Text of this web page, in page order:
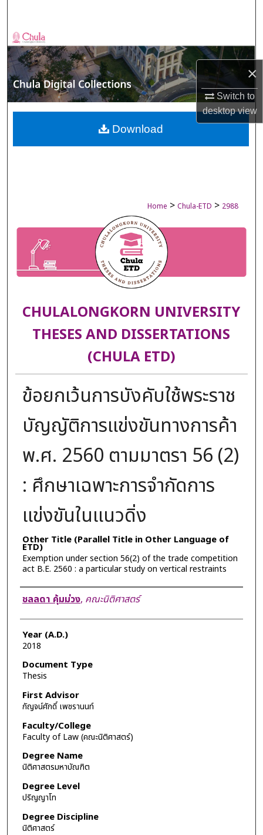
×
Switch to
desktopview
Browse Collections
My Account
About
Digital Commons Network™
Home > Chula-ETD > 2988
CHULALONGKORN UNIVERSITY
THESES AND DISSERTATIONS
(CHULA ETD)
ข้อยกเว้นการบังคับใช้พระราช
บัญญัติการแข่งขันทางการค้า
พ.ศ. 2560 ตามมาตรา 56 (2)
: ศึกษาเฉพาะการจำกัดการ
แข่งขันในแนวดิ่ง
Other Title (Parallel Title in Other Language of
ETD)
Exemption under section 56(2) of the trade competition
act B.E. 2560 : a particular study on vertical restraints
Author
ชลลดา คุ้มม่วง, คณะนิติศาสตร์
Year (A.D.)
2018
Document Type
Thesis
First Advisor
กัญจน์ศักดิ์ เพชรานนท์
Faculty/College
Faculty of Law (คณะนิติศาสตร์)
Degree Name
นิติศาสตรมหาบัณฑิต
Degree Level
ปริญญาโท
Degree Discipline
นิติศาสตร์
Download